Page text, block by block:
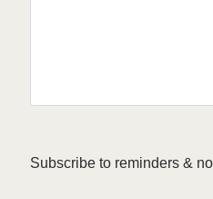
Subscribe to reminders &